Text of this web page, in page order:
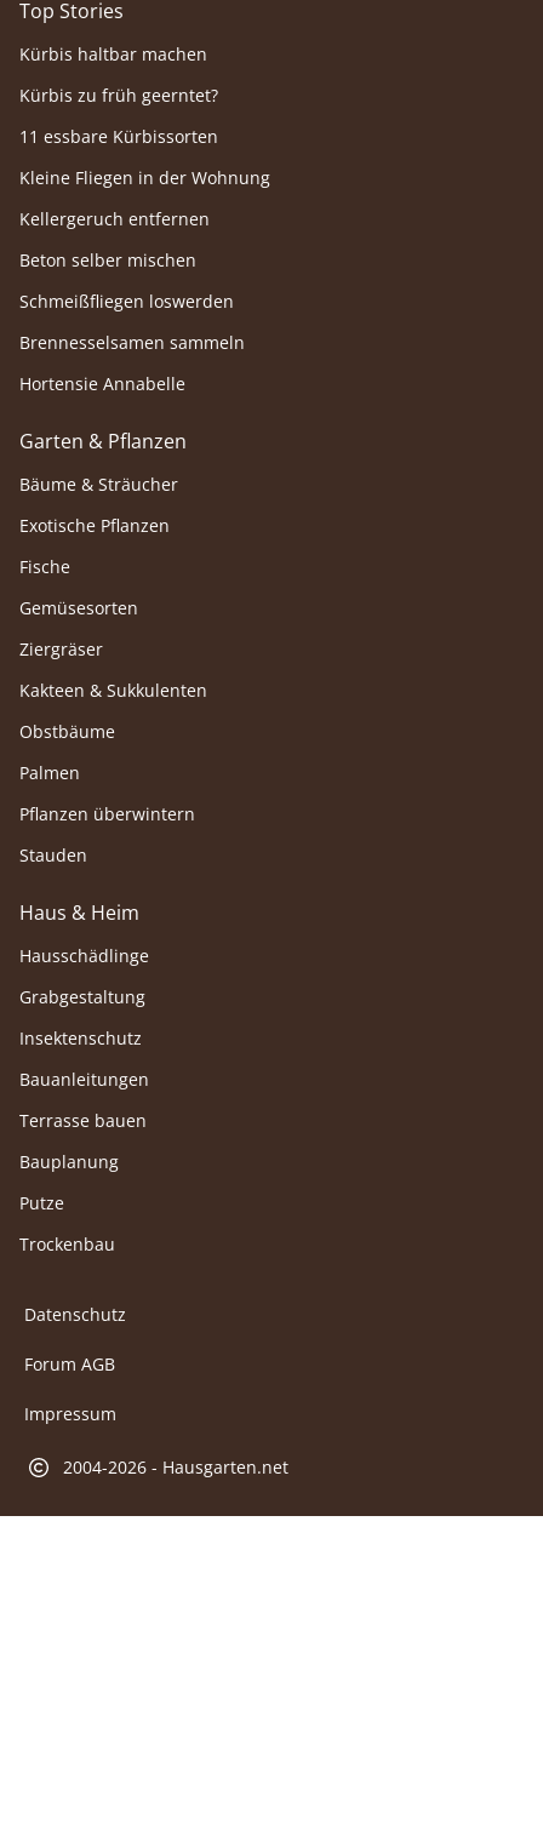
Top Stories
Kürbis haltbar machen
Kürbis zu früh geerntet?
11 essbare Kürbissorten
Kleine Fliegen in der Wohnung
Kellergeruch entfernen
Beton selber mischen
Schmeißfliegen loswerden
Brennesselsamen sammeln
Hortensie Annabelle
Garten & Pflanzen
Bäume & Sträucher
Exotische Pflanzen
Fische
Gemüsesorten
Ziergräser
Kakteen & Sukkulenten
Obstbäume
Palmen
Pflanzen überwintern
Stauden
Haus & Heim
Hausschädlinge
Grabgestaltung
Insektenschutz
Bauanleitungen
Terrasse bauen
Bauplanung
Putze
Trockenbau
Datenschutz
Forum AGB
Impressum
2004-2026 - Hausgarten.net